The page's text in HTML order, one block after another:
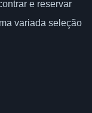
e reservar
variada seleção